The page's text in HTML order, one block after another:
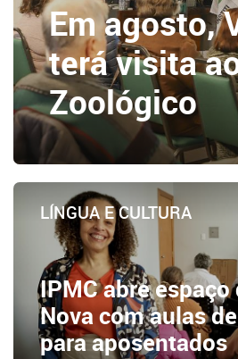
Em agosto,
terá visita
Zoológico
LÍNGUA E CULTURA
IPMC abre espaço
Nova com aulas
para aposentados